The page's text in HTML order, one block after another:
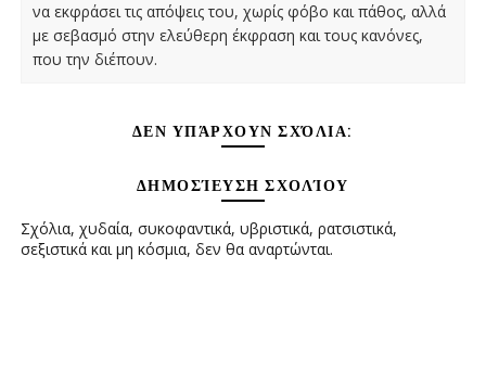
να εκφράσει τις απόψεις του, χωρίς φόβο και πάθος, αλλά
με σεβασμό στην ελεύθερη έκφραση και τους κανόνες,
που την διέπουν.
ΔΕΝ ΥΠΆΡΧΟΥΝ ΣΧΌΛΙΑ:
ΔΗΜΟΣΊΕΥΣΗ ΣΧΟΛΊΟΥ
Σχόλια, χυδαία, συκοφαντικά, υβριστικά, ρατσιστικά,
σεξιστικά και μη κόσμια, δεν θα αναρτώνται.